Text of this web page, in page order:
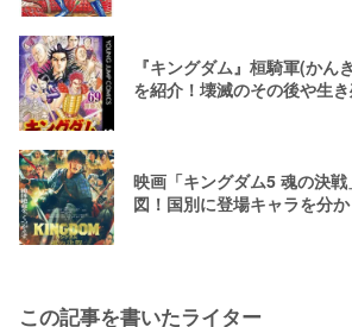
『キングダム』桓騎軍(かん
を紹介！壊滅のその後や生
映画「キングダム5 魂の決
図！国別に登場キャラを分
この記事を書いたライター